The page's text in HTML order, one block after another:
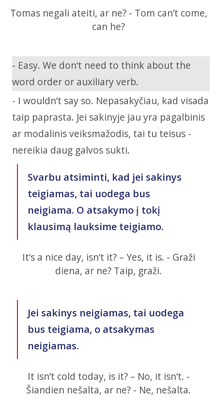
Tomas negali ateiti, ar ne? - Tom can’t come,
can he?
- Easy. We don‘t need to think about the
word order or auxiliary verb.
- I wouldn‘t say so. Nepasakyčiau, kad visada
taip paprasta. Jei sakinyje jau yra pagalbinis
ar modalinis veiksmažodis, tai tu teisus -
nereikia daug galvos sukti.
Svarbu atsiminti, kad jei sakinys
teigiamas, tai uodega bus
neigiama. O atsakymo į tokį
klausimą lauksime teigiamo.
It‘s a nice day, isn‘t it? – Yes, it is. - Graži
diena, ar ne? Taip, graži.
Jei sakinys neigiamas, tai uodega
bus teigiama, o atsakymas
neigiamas.
It isn‘t cold today, is it? – No, it isn‘t. -
Šiandien nešalta, ar ne? - Ne, nešalta.